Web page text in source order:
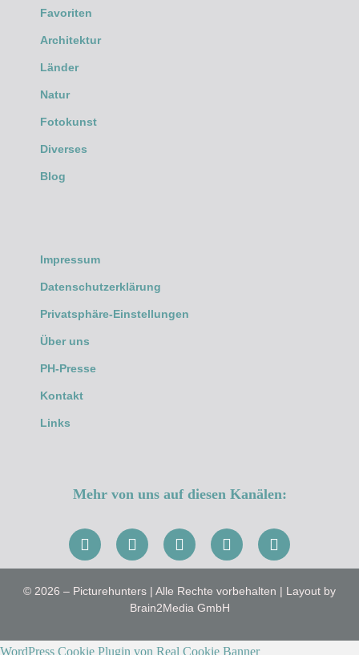
Favoriten
Architektur
Länder
Natur
Fotokunst
Diverses
Blog
Impressum
Datenschutzerklärung
Privatsphäre-Einstellungen
Über uns
PH-Presse
Kontakt
Links
Mehr von uns auf diesen Kanälen:
© 2026 – Picturehunters | Alle Rechte vorbehalten | Layout by
Brain2Media GmbH
WordPress Cookie Plugin von Real Cookie Banner